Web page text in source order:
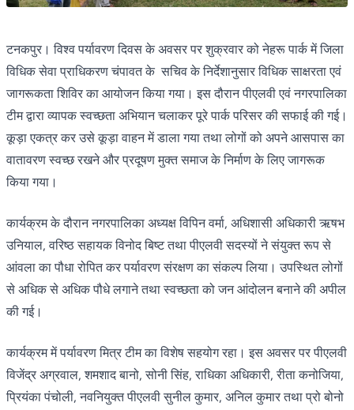
टनकपुर। विश्व पर्यावरण दिवस के अवसर पर शुक्रवार को नेहरू पार्क में जिला
विधिक सेवा प्राधिकरण चंपावत के सचिव के निर्देशानुसार विधिक साक्षरता एवं
जागरूकता शिविर का आयोजन किया गया। इस दौरान पीएलवी एवं नगरपालिका
टीम द्वारा व्यापक स्वच्छता अभियान चलाकर पूरे पार्क परिसर की सफाई की गई।
कूड़ा एकत्र कर उसे कूड़ा वाहन में डाला गया तथा लोगों को अपने आसपास का
वातावरण स्वच्छ रखने और प्रदूषण मुक्त समाज के निर्माण के लिए जागरूक
किया गया।
कार्यक्रम के दौरान नगरपालिका अध्यक्ष विपिन वर्मा, अधिशासी अधिकारी ऋषभ
उनियाल, वरिष्ठ सहायक विनोद बिष्ट तथा पीएलवी सदस्यों ने संयुक्त रूप से
आंवला का पौधा रोपित कर पर्यावरण संरक्षण का संकल्प लिया। उपस्थित लोगों
से अधिक से अधिक पौधे लगाने तथा स्वच्छता को जन आंदोलन बनाने की अपील
की गई।
कार्यक्रम में पर्यावरण मित्र टीम का विशेष सहयोग रहा। इस अवसर पर पीएलवी
विजेंद्र अग्रवाल, शमशाद बानो, सोनी सिंह, राधिका अधिकारी, रीता कनोजिया,
प्रियंका पंचोली, नवनियुक्त पीएलवी सुनील कुमार, अनिल कुमार तथा प्रो बोनो